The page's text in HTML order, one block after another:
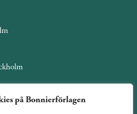
på Bonnierförlagen